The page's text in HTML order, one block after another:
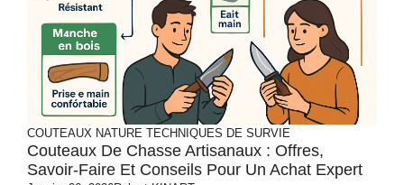
COUTEAUX NATURE TECHNIQUES DE SURVIE
Couteaux De Chasse Artisanaux : Offres,
Savoir-Faire Et Conseils Pour Un Achat Expert